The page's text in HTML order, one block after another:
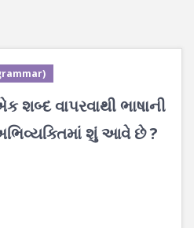
વાપરવાથી ભાષાની
શું આવે છે ?